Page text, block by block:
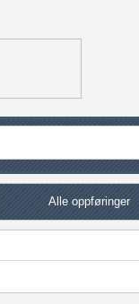
Alle oppføringer